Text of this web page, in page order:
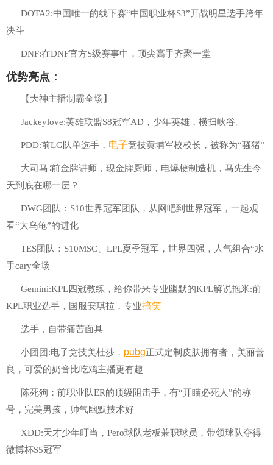
DOTA2:中国唯一的线下赛“中国职业杯S3”开战明星选手跨年
决斗
DNF:在DNF官方S级赛事中，顶尖高手齐聚一堂
优势亮点：
【大神主播制霸全场】
Jackeylove:英雄联盟S8冠军AD，少年英雄，横扫峡谷。
PDD:前LG队单选手， 电子竞技黄埔军校校长，被称为“骚猪”
大司马∶前金牌讲师，现金牌厨师，电爆梗制造机，马先生今
天到底在哪一层？
DWG团队：S10世界冠军团队，从网吧到世界冠军，一起观
看“大乌龟”的进化
TES团队：S10MSC、LPL夏季冠军，世界四强，人气组合“水
手cary全场
Gemini:KPL四冠教练，给你带来专业幽默的KPL解说拖米:前
KPL职业选手，国服安琪拉，专业搞笑
选手，自带痛苦面具
小团团:电子竞技美杜莎， pubg正式定制皮肤拥有者，美丽善
良，可爱的奶音比吃鸡主播更有趣
陈死狗：前职业队ER的顶级阻击手，有“开瞄必死人”的称
号，完美男孩，帅气幽默技术好
XDD:天才少年叮当，Pero球队老板兼职球员，带领球队夺得
微博杯S5冠军